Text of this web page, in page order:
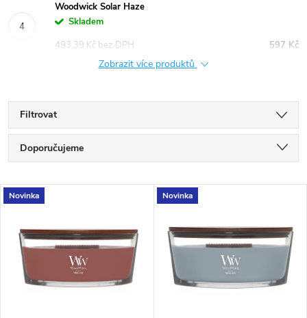
Woodwick Solar Haze
Skladem
597 Kč
493,39 Kč bez DPH
Zobrazit více produktů
Filtrovat
Ř
a
e
Doporučujeme
Nejdražší
Nejprodávanější
Abecedně
V
ý
p
Novinka Novinka